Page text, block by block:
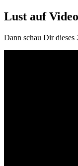
Lust auf Video
Dann schau Dir dieses